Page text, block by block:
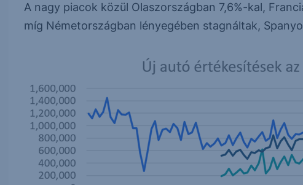
A nagy piacok közül Olaszországban 7,6%-kal,
míg Németországban lényegében stagnáltak,